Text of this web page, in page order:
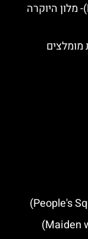
מלון קוורנר באופטייה (Hotel Kvarner)- מלון היוקרה
פסל הנערה והשחף (Maiden with the Seagull)